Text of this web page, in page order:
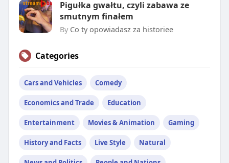
Pigułka gwałtu, czyli zabawa ze
smutnym finałem
By Co ty opowiadasz za historiee
Categories
Cars and Vehicles Comedy
Economics and Trade Education
Entertainment Movies & Animation Gaming
History and Facts Live Style Natural